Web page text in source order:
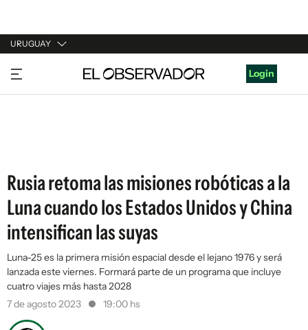
URUGUAY
URUGUAY
ARGENTINA
Login
Rusia retoma las misiones robóticas a la
Luna cuando los Estados Unidos y China
intensifican las suyas
Luna-25 es la primera misión espacial desde el lejano 1976 y será
lanzada este viernes. Formará parte de un programa que incluye
cuatro viajes más hasta 2028
7 de agosto 2023
19:00 hs